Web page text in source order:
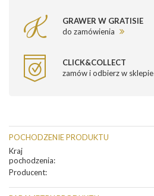
GRAWER W GRATISIE
do zamówienia
CLICK&COLLECT
zamów i odbierz w sklepie
POCHODZENIE PRODUKTU
Kraj
pochodzenia:
Producent: